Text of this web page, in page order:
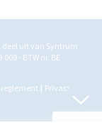
deel uit van Syntrum
- BTW nr. BE
Privacy